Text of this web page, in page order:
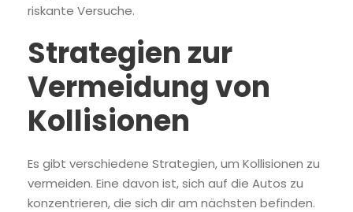
riskante Versuche.
Strategien zur
Vermeidung von
Kollisionen
Es gibt verschiedene Strategien, um Kollisionen zu
vermeiden. Eine davon ist, sich auf die Autos zu
konzentrieren, die sich dir am nächsten befinden.